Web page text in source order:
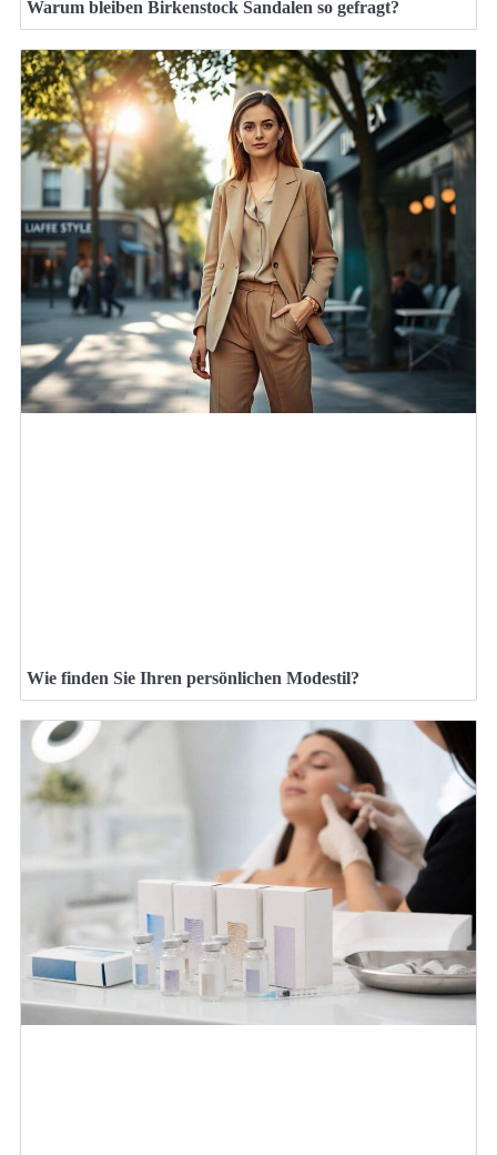
Warum bleiben Birkenstock Sandalen so gefragt?
Wie finden Sie Ihren persönlichen Modestil?